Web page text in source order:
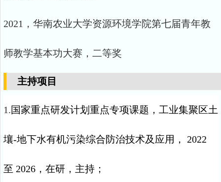
2021，华南农业大学资源环境学院第七届青年教
师教学基本功大赛，二等奖
主持项目
1.国家重点研发计划重点专项课题，工业集聚区土
壤-地下水有机污染综合防治技术及应用， 2022
至 2026 ，在研，主持；